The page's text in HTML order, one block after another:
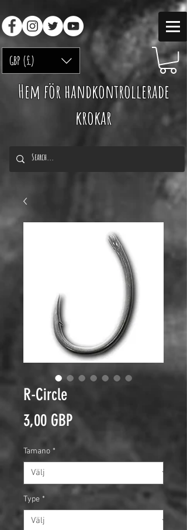
GBP (£)
Hem för handkontrollerade
krokar
R-Circle
3,00 GBPPris
Tamano *
Type *